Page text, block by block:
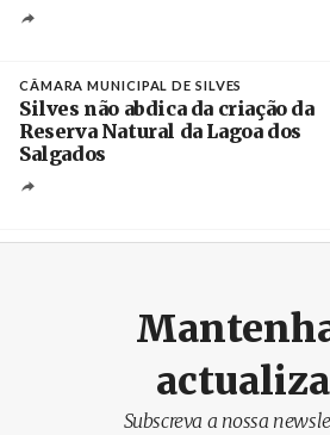
CÂMARA MUNICIPAL DE SILVES
Silves não abdica da criação da
Reserva Natural da Lagoa dos
Salgados
Subscreva a nossa